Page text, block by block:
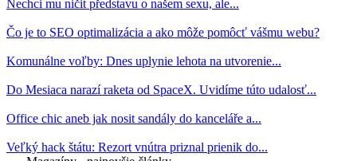
Nechci mu ničit představu o našem sexu, ale...
Čo je to SEO optimalizácia a ako môže pomôcť vášmu webu?
Komunálne voľby: Dnes uplynie lehota na utvorenie...
Do Mesiaca narazí raketa od SpaceX. Uvidíme túto udalosť...
Office chic aneb jak nosit sandály do kanceláře a...
Veľký hack štátu: Rezort vnútra priznal prienik do...